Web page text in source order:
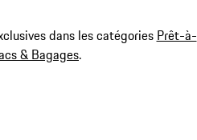
dans les catégories Prêt-à-
& Bagages.